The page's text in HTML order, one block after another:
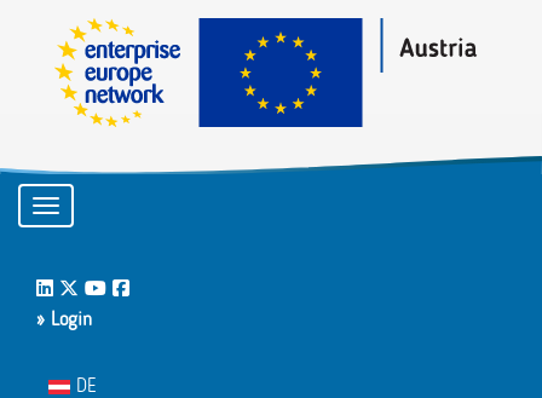
Toggle navigation
LinkedIn
Twitter
Youtube
Facebook
» Login
Sprache auswählen
DE